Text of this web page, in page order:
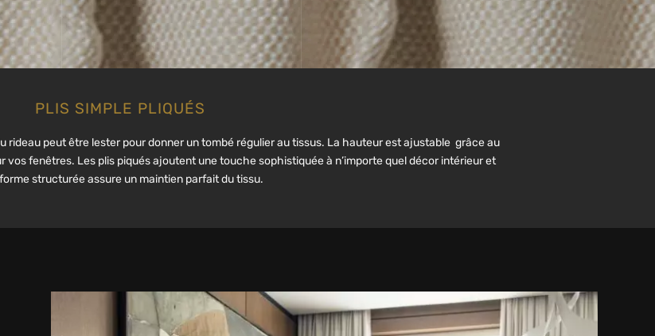
PLIS SIMPLE PLIQUÉS
rideau peut être lester pour donner un tombé régulier au tissus. La hauteur est ajustable grâce au
fenêtres. Les plis piqués ajoutent une touche sophistiquée à n’importe quel décor intérieur et
structurée assure un maintien parfait du tissu.